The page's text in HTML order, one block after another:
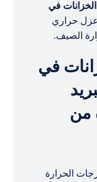
الخزانات في
حراري
الصيف.
في
من
الحرارة